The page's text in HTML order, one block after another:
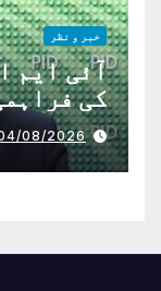
خبر و نظر
آئی ایم
کی
08/2026